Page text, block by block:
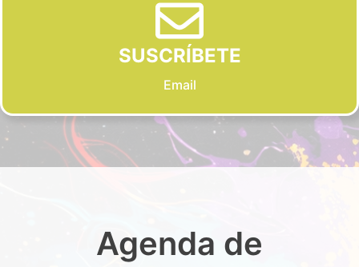
SUSCRÍBETE
Email
Agenda de